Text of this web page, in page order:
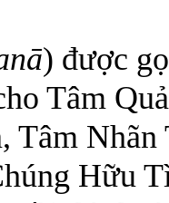
) được
Tâm
Tâm
Hữu